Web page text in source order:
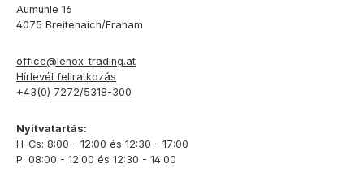
Aumühle 16
4075 Breitenaich/Fraham
office@lenox-trading.at
Hírlevél feliratkozás
+43(0) 7272/5318-300
Nyitvatartás:
H-Cs: 8:00 - 12:00 és 12:30 - 17:00
P: 08:00 - 12:00 és 12:30 - 14:00